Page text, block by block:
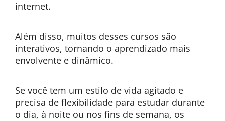
internet.
Além disso, muitos desses cursos são
interativos, tornando o aprendizado mais
envolvente e dinâmico.
Se você tem um estilo de vida agitado e
precisa de flexibilidade para estudar durante
o dia, à noite ou nos fins de semana, os